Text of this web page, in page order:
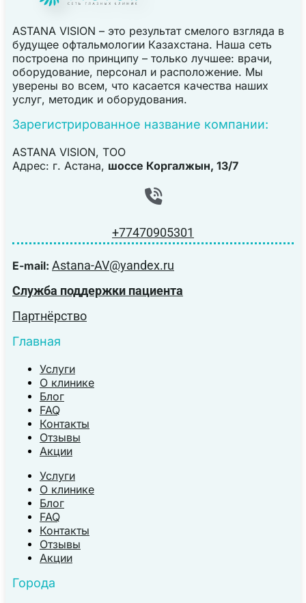
ASTANA VISION – это результат смелого взгляда в
будущее офтальмологии Казахстана. Наша сеть
построена по принципу – только лучшее: врачи,
оборудование, персонал и расположение. Мы
уверены во всем, что касается качества наших
услуг, методик и оборудования.
Зарегистрированное название компании:
ASTANA VISION, TOO
Адрес: г. Астана, шоссе Коргалжын, 13/7
+77470905301
E-mail: Astana-AV@yandex.ru
Служба поддержки пациента
Партнёрство
Главная
Услуги
О клинике
Блог
FAQ
Контакты
Отзывы
Акции
Услуги
О клинике
Блог
FAQ
Контакты
Отзывы
Акции
Города